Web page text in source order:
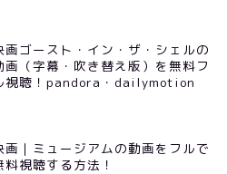
画ゴースト・イン・ザ・シェルの
画（字幕・吹き替え版）を無料フ
視聴！pandora・dailymotion
画｜ミュージアムの動画をフルで
料視聴する方法！